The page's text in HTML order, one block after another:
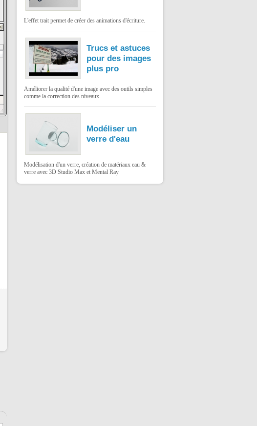
L'effet trait permet de créer des animations d'écriture.
Trucs et astuces
pour des images
plus pro
Améliorer la qualité d'une image avec des outils simples
comme la correction des niveaux.
Modéliser un
verre d'eau
Modélisation d'un verre, création de matériaux eau &
verre avec 3D Studio Max et Mental Ray